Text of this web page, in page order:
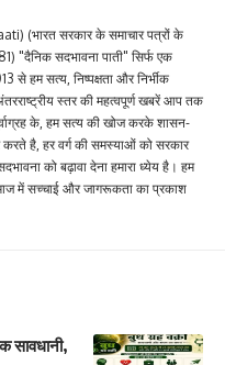
(भारत सरकार के समाचार पत्रों के
सदभावना पाती" सिर्फ एक
से हम सत्य, निष्पक्षता और निर्भीक
स्तर की महत्वपूर्ण खबरें आप तक
के, हम सत्य की खोज करके शासन-
करते है, हर वर्ग की समस्याओं को सरकार
को बढ़ावा देना हमारा ध्येय है। हम
में सच्चाई और जागरूकता का प्रकाश
सावधानी,